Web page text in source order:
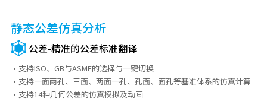
静态公差仿真分析
公差-精准的公差标准翻译
·支持ISO、GB与ASME的选择与一键切换
·支持一面两孔、三面、两面一孔、孔面、面孔等基准体系的仿真计算
·支持14种几何公差的仿真模拟及动画